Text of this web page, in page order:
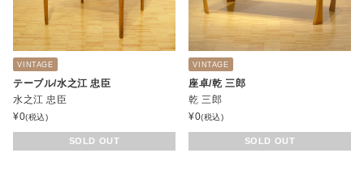
VINTAGE
テーブル/水之江 忠臣
水之江 忠臣
¥0(税込)
SOLD OUT
VINTAGE
座卓/乾 三郎
乾 三郎
¥0(税込)
SOLD OUT